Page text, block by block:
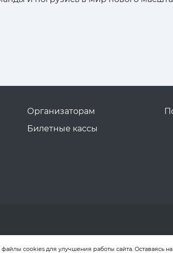
Организаторам
Билетные кассы
cookies для улучшения работы сайта. Оставаясь